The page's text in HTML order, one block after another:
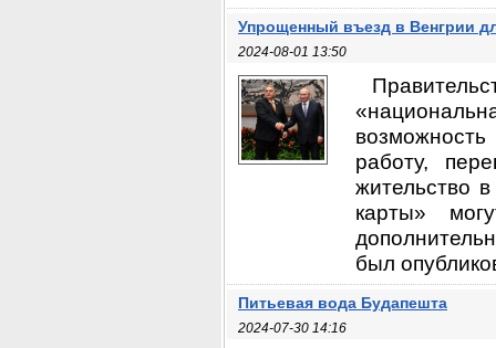
Упрощенный въезд в Венгрии
2024-08-01 13:50
работу,
жительство
карты»
был
Питьевая вода Будапешта
2024-07-30 14:16